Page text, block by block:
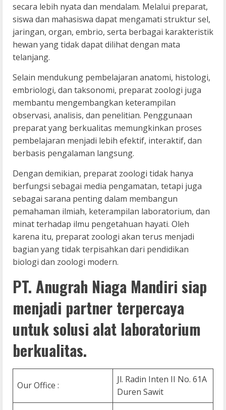
secara lebih nyata dan mendalam. Melalui preparat,
siswa dan mahasiswa dapat mengamati struktur sel,
jaringan, organ, embrio, serta berbagai karakteristik
hewan yang tidak dapat dilihat dengan mata
telanjang.
Selain mendukung pembelajaran anatomi, histologi,
embriologi, dan taksonomi, preparat zoologi juga
membantu mengembangkan keterampilan
observasi, analisis, dan penelitian. Penggunaan
preparat yang berkualitas memungkinkan proses
pembelajaran menjadi lebih efektif, interaktif, dan
berbasis pengalaman langsung.
Dengan demikian, preparat zoologi tidak hanya
berfungsi sebagai media pengamatan, tetapi juga
sebagai sarana penting dalam membangun
pemahaman ilmiah, keterampilan laboratorium, dan
minat terhadap ilmu pengetahuan hayati. Oleh
karena itu, preparat zoologi akan terus menjadi
bagian yang tidak terpisahkan dari pendidikan
biologi dan zoologi modern.
PT. Anugrah Niaga Mandiri siap
menjadi partner terpercaya
untuk solusi alat laboratorium
berkualitas.
Our Office :
Jl. Radin Inten II No. 61A
Duren Sawit